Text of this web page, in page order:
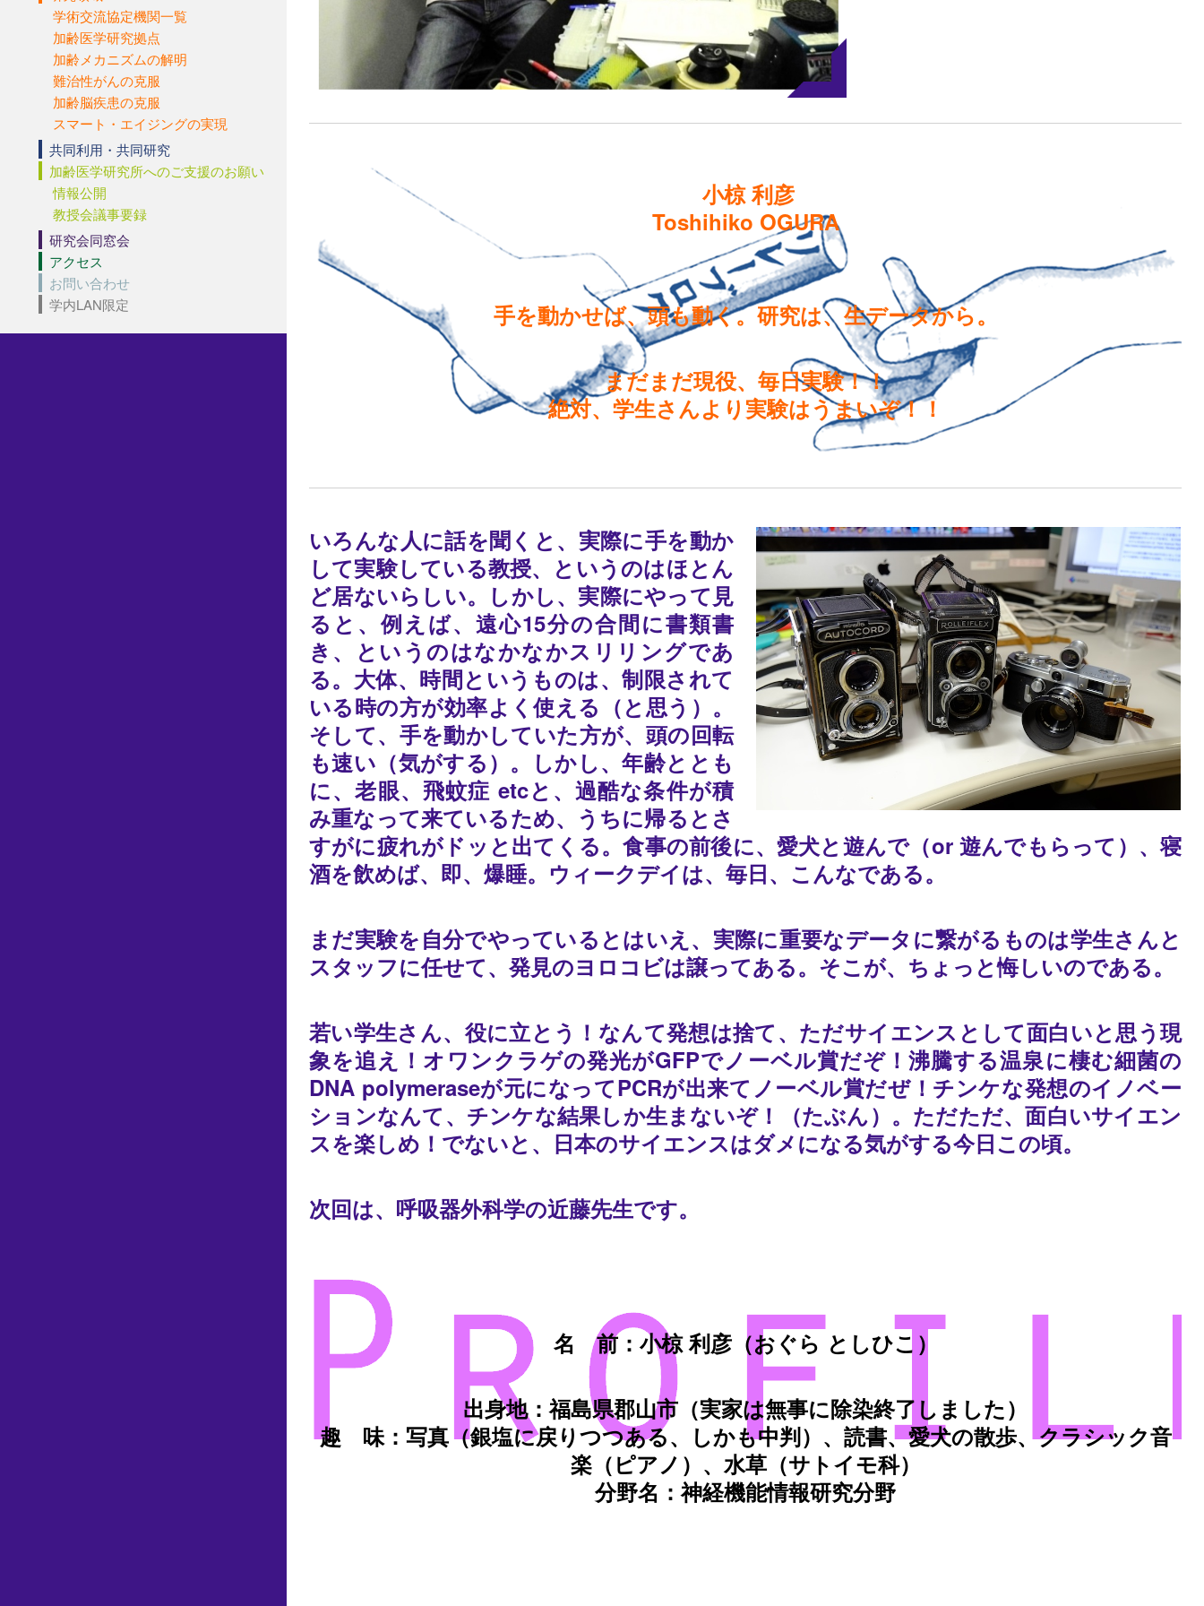
小椋 利彦
Toshihiko OGURA
手を動かせば、頭も動く。研究は、生データから。
まだまだ現役、毎日実験！！
絶対、学生さんより実験はうまいぞ！！
いろんな人に話を聞くと、実際に手を動か
して実験している教授、というのはほとん
ど居ないらしい。しかし、実際にやって見
ると、例えば、遠心15分の合間に書類書
き、というのはなかなかスリリングであ
る。大体、時間というものは、制限されて
いる時の方が効率よく使える（と思う）。
そして、手を動かしていた方が、頭の回転
も速い（気がする）。しかし、年齢ととも
に、老眼、飛蚊症 etcと、過酷な条件が積
み重なって来ているため、うちに帰るとさ
すがに疲れがドッと出てくる。食事の前後に、愛犬と遊んで（or 遊んでもらって）、寝
酒を飲めば、即、爆睡。ウィークデイは、毎日、こんなである。
まだ実験を自分でやっているとはいえ、実際に重要なデータに繋がるものは学生さんと
スタッフに任せて、発見のヨロコビは譲ってある。そこが、ちょっと悔しいのである。
若い学生さん、役に立とう！なんて発想は捨て、ただサイエンスとして面白いと思う現
象を追え！オワンクラゲの発光がGFPでノーベル賞だぞ！沸騰する温泉に棲む細菌の
DNA polymeraseが元になってPCRが出来てノーベル賞だぜ！チンケな発想のイノベー
ションなんて、チンケな結果しか生まないぞ！（たぶん）。ただただ、面白いサイエン
スを楽しめ！でないと、日本のサイエンスはダメになる気がする今日この頃。
次回は、呼吸器外科学の近藤先生です。
名 前：小椋 利彦（おぐら としひこ）
出身地：福島県郡山市（実家は無事に除染終了しました）
趣 味：写真（銀塩に戻りつつある、しかも中判）、読書、愛犬の散歩、クラシック音
楽（ピアノ）、水草（サトイモ科）
分野名：神経機能情報研究分野
学術交流協定機関一覧
加齢医学研究拠点
加齢メカニズムの解明
難治性がんの克服
加齢脳疾患の克服
スマート・エイジングの実現
共同利用・共同研究
加齢医学研究所へのご支援のお願い
情報公開
教授会議事要録
研究会同窓会
アクセス
お問い合わせ
学内LAN限定